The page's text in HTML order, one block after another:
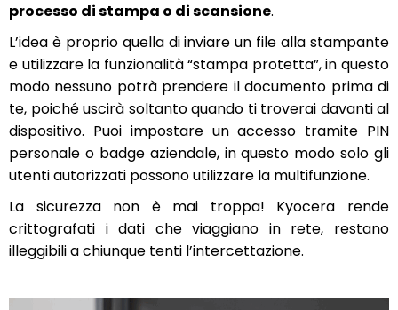
processo di stampa o di scansione.
L’idea è proprio quella di inviare un file alla stampante
e utilizzare la funzionalità “stampa protetta”, in questo
modo nessuno potrà prendere il documento prima di
te, poiché uscirà soltanto quando ti troverai davanti al
dispositivo. Puoi impostare un accesso tramite PIN
personale o badge aziendale, in questo modo solo gli
utenti autorizzati possono utilizzare la multifunzione.
La sicurezza non è mai troppa! Kyocera rende
crittografati i dati che viaggiano in rete, restano
illeggibili a chiunque tenti l’intercettazione.